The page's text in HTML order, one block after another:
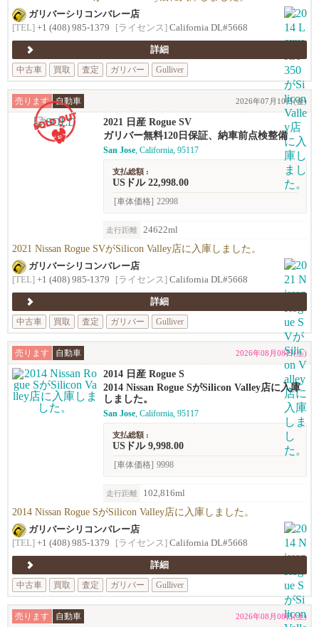
ガリバーシリコンバレー店
[TEL] +1 (408) 985-1379 [ライセンス] California DL#5668
詳細
中古車
買取 査定 ガリバー Gulliver
売ります 自動車 2026年07月10日(金)
2021 日産 Rogue SV
ガリバー無料120日保証、納車前点検整備
San Jose, California, 95117
支払総額 :
USドル 22,998.00
[車体価格] 22998
走行距離 24622ml
2021 Nissan Rogue SVがSilicon Valley店に入庫しました。
ガリバーシリコンバレー店
[TEL] +1 (408) 985-1379 [ライセンス] California DL#5668
詳細
中古車
買取 査定 ガリバー Gulliver
売ります 自動車 2026年08月08日(土)
2014 日産 Rogue S
2014 Nissan Rogue SがSilicon Valley店に入庫
しました。
San Jose, California, 95117
支払総額 :
USドル 9,998.00
[車体価格] 9998
走行距離 102,816ml
2014 Nissan Rogue SがSilicon Valley店に入庫しました。
ガリバーシリコンバレー店
[TEL] +1 (408) 985-1379 [ライセンス] California DL#5668
詳細
中古車
買取 査定 ガリバー Gulliver
売ります 自動車 2026年08月08日(土)